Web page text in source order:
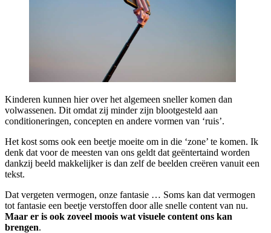
Kinderen kunnen hier over het algemeen sneller komen dan
volwassenen. Dit omdat zij minder zijn blootgesteld aan
conditioneringen, concepten en andere vormen van ‘ruis’.
Het kost soms ook een beetje moeite om in die ‘zone’ te komen. Ik
denk dat voor de meesten van ons geldt dat geëntertaind worden
dankzij beeld makkelijker is dan zelf de beelden creëren vanuit een
tekst.
Dat vergeten vermogen, onze fantasie … Soms kan dat vermogen
tot fantasie een beetje verstoffen door alle snelle content van nu.
Maar er is ook zoveel moois wat visuele content ons kan
brengen.